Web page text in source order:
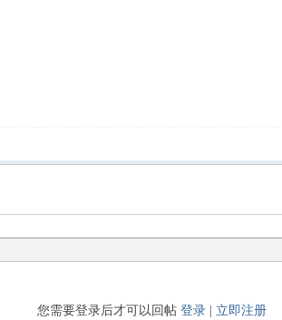
您需要登录后才可以回帖 登录| 立即注册